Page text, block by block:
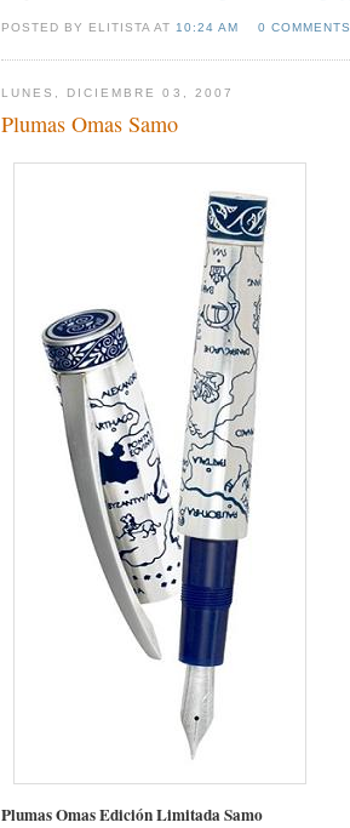
POSTED BY ELITISTA AT 10:24 AM 0 COMMENTS
LUNES, DICIEMBRE 03, 2007
Plumas Omas Samo
Plumas Omas Edición Limitada Samo